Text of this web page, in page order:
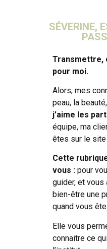
SÉVERINE,
Transmettre,
pour moi.
Alors, mes
peau, la
j’aime les
équipe, ma
êtes sur le site
Cette
vous : pour
guider, et vous
bien-être une
quand vous
Elle vous
connaitre ce